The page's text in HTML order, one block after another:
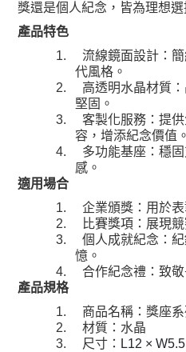
獎還是個人紀念，皆為理想選
產品特色
1.
流線鏡面設計：
代風格。
2.
高透明水晶材質
堅固。
3.
客製化服務：提
容，增添紀念價值。
4.
多功能基座：穩
感。
適用場合
1.
企業頒獎：用於
2.
比賽獎項：展現
3.
個人成就紀念：
憶。
4.
合作紀念禮：致
產品規格
1.
商品名稱：獎座系
2.
材質：水晶
3.
尺寸： L12 ×